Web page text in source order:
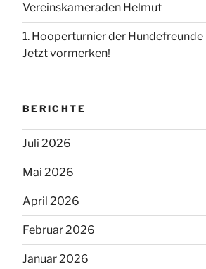
Vereinskameraden Helmut
1. Hooperturnier der Hundefreunde
Jetzt vormerken!
BERICHTE
Juli 2026
Mai 2026
April 2026
Februar 2026
Januar 2026